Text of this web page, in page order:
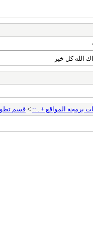
الله كل خير
برمجة المواقع + . :: >قسم